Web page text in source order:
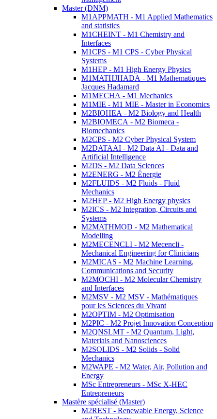
Master (DNM)
M1APPMATH - M1 Applied Mathematics
and statistics
M1CHEINT - M1 Chemistry and
Interfaces
M1CPS - M1 CPS - Cyber Physical
Systems
M1HEP - M1 High Energy Physics
M1MATHJHADA - M1 Mathematiques
Jacques Hadamard
M1MECHA - M1 Mechanics
M1MIE - M1 MIE - Master in Economics
M2BIOHEA - M2 Biology and Health
M2BIOMECA - M2 Biomeca -
Biomechanics
M2CPS - M2 Cyber Physical System
M2DATAAI - M2 Data AI - Data and
Artificial Intelligence
M2DS - M2 Data Sciences
M2ENERG - M2 Énergie
M2FLUIDS - M2 Fluids - Fluid
Mechanics
M2HEP - M2 High Energy physics
M2ICS - M2 Integration, Circuits and
Systems
M2MATHMOD - M2 Mathematical
Modelling
M2MECENCLI - M2 Mecencli -
Mechanical Engineering for Clinicians
M2MICAS - M2 Machine Learning,
Communications and Security
M2MOCHI - M2 Molecular Chemistry
and Interfaces
M2MSV - M2 MSV - Mathématiques
pour les Sciences du Vivant
M2OPTIM - M2 Optimisation
M2PIC - M2 Projet Innovation Conception
M2QNSLMT - M2 Quantum, Light,
Materials and Nanosciences
M2SOLIDS - M2 Solids - Solid
Mechanics
M2WAPE - M2 Water, Air, Pollution and
Energy
MSc Entrepreneurs - MSc X-HEC
Entrepreneurs
Mastère spécialisé (Master)
M2REST - Renewable Energy, Science